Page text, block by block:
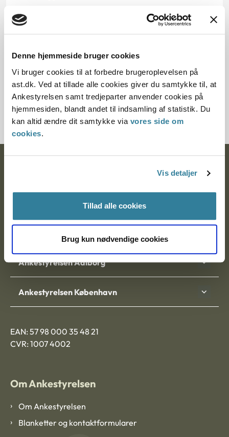
Denne hjemmeside bruger cookies
Vi bruger cookies til at forbedre brugeroplevelsen på
ast.dk. Ved at tillade alle cookies giver du samtykke til, at
Ankestyrelsen samt tredjeparter anvender cookies på
hjemmesiden, blandt andet til indsamling af statistik. Du
kan altid ændre dit samtykke via vores side om
cookies.
Vis detaljer
Tillad alle cookies
Brug kun nødvendige cookies
12.07.2013
§ 48 § 48
Journalnummer
20268-94
9000 Aalborg
Ankestyrelsen Aalborg
Ankestyrelsen København
EAN: 57 98 000 35 48 21
CVR: 1007 4002
Om Ankestyrelsen
Om Ankestyrelsen
Blanketter og kontaktformularer